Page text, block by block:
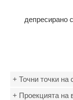
депресирано
+ Точни точки на
+ Проекцията на